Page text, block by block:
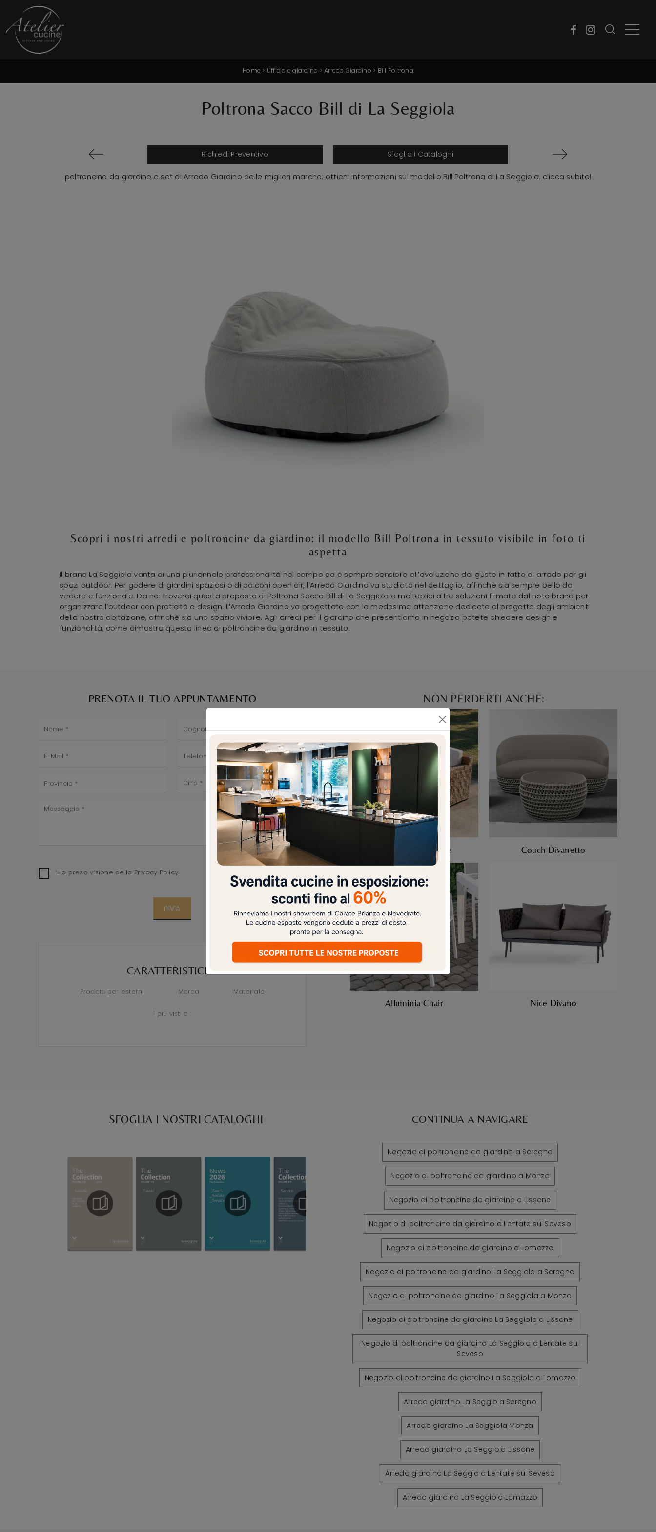
Home > Ufficio e giardino >Arredo Giardino > Bill Poltrona
Poltrona Sacco Bill di La Seggiola
Richiedi Preventivo Sfoglia i Cataloghi
poltroncine da giardino e set di Arredo Giardino delle migliori marche: ottieni informazioni sul modello Bill Poltrona di La Seggiola, clicca subito!
Scopri i nostri arredi e poltroncine da giardino: il modello Bill Poltrona in tessuto visibile in foto ti
aspetta
Il brand La Seggiola vanta di una pluriennale professionalità nel campo ed è sempre sensibile all’evoluzione del gusto in fatto di arredo per gli
spazi outdoor. Per godere di giardini spaziosi o di balconi open air, l’Arredo Giardino va studiato nel dettaglio, affinchè sia sempre bello da
vedere e funzionale. Da noi troverai questa proposta di Poltrona Sacco Bill di La Seggiola e molteplici altre soluzioni firmate dal noto brand per
organizzare l’outdoor con praticità e design. L’Arredo Giardino va progettato con la medesima attenzione dedicata al progetto degli ambienti
della nostra abitazione, affinchè sia uno spazio vivibile. Agli arredi per il giardino che presentiamo in negozio potete chiedere design e
funzionalità, come dimostra questa linea di poltroncine da giardino in tessuto.
PRENOTA IL TUO APPUNTAMENTO
Ho preso visione della Privacy Policy
INVIA
CARATTERISTICHE
Prodotti per esterni Marca Materiale
I più visti a :
NON PERDERTI ANCHE:
Croco Sofa Grande Couch Divanetto
Alluminia Chair Nice Divano
SFOGLIA I NOSTRI CATALOGHI CONTINUA A NAVIGARE
Negozio di poltroncine da giardino a Seregno
Negozio di poltroncine da giardino a Monza
Negozio di poltroncine da giardino a Lissone
Negozio di poltroncine da giardino a Lentate sul Seveso
Negozio di poltroncine da giardino a Lomazzo
Negozio di poltroncine da giardino La Seggiola a Seregno
Negozio di poltroncine da giardino La Seggiola a Monza
Negozio di poltroncine da giardino La Seggiola a Lissone
Negozio di poltroncine da giardino La Seggiola a Lentate sul
Seveso
Negozio di poltroncine da giardino La Seggiola a Lomazzo
Arredo giardino La Seggiola Seregno
Arredo giardino La Seggiola Monza
Arredo giardino La Seggiola Lissone
Arredo giardino La Seggiola Lentate sul Seveso
Arredo giardino La Seggiola Lomazzo